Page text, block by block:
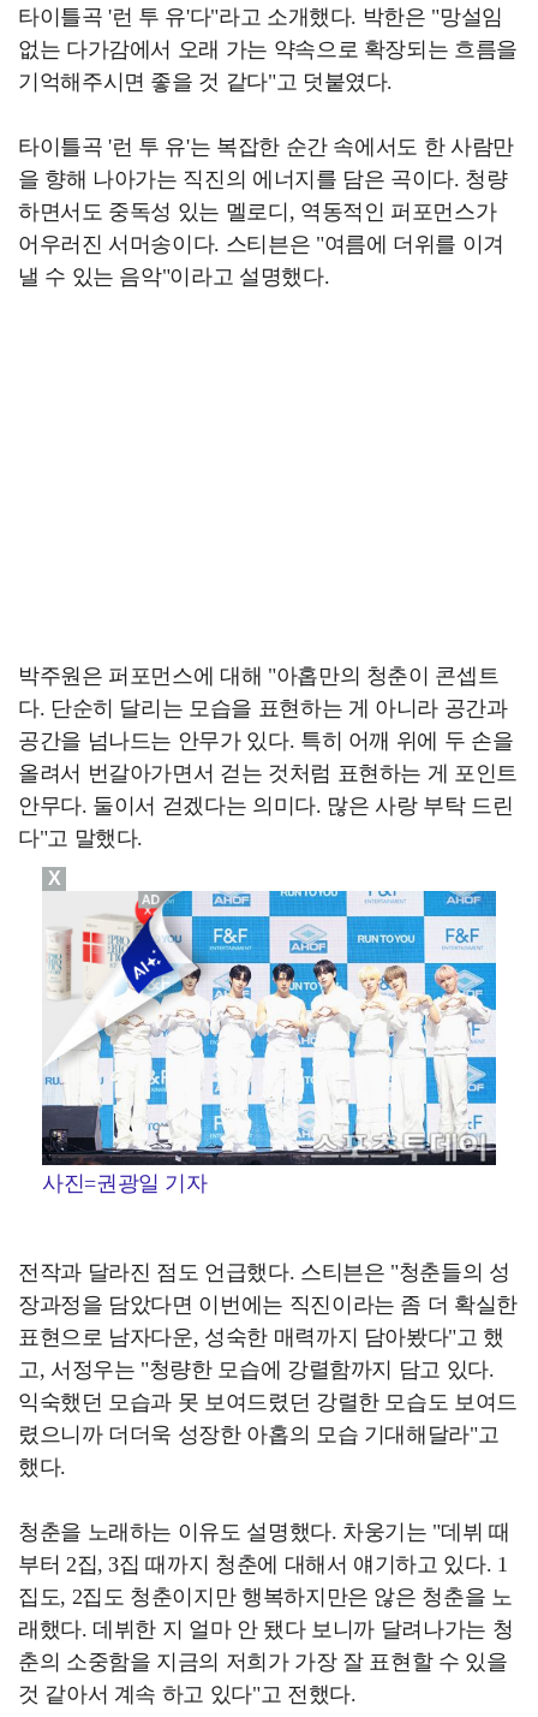
타이틀곡 '런 투 유'다"라고 소개했다. 박한은 "망설임
없는 다가감에서 오래 가는 약속으로 확장되는 흐름을
기억해주시면 좋을 것 같다"고 덧붙였다.
타이틀곡 '런 투 유'는 복잡한 순간 속에서도 한 사람만
을 향해 나아가는 직진의 에너지를 담은 곡이다. 청량
하면서도 중독성 있는 멜로디, 역동적인 퍼포먼스가
어우러진 서머송이다. 스티븐은 "여름에 더위를 이겨
낼 수 있는 음악"이라고 설명했다.
박주원은 퍼포먼스에 대해 "아홉만의 청춘이 콘셉트
다. 단순히 달리는 모습을 표현하는 게 아니라 공간과
공간을 넘나드는 안무가 있다. 특히 어깨 위에 두 손을
올려서 번갈아가면서 걷는 것처럼 표현하는 게 포인트
안무다. 둘이서 걷겠다는 의미다. 많은 사랑 부탁 드린
다"고 말했다.
사진=권광일 기자
전작과 달라진 점도 언급했다. 스티븐은 "청춘들의 성
장과정을 담았다면 이번에는 직진이라는 좀 더 확실한
표현으로 남자다운, 성숙한 매력까지 담아봤다"고 했
고, 서정우는 "청량한 모습에 강렬함까지 담고 있다.
익숙했던 모습과 못 보여드렸던 강렬한 모습도 보여드
렸으니까 더더욱 성장한 아홉의 모습 기대해달라"고
했다.
청춘을 노래하는 이유도 설명했다. 차웅기는 "데뷔 때
부터 2집, 3집 때까지 청춘에 대해서 얘기하고 있다. 1
집도, 2집도 청춘이지만 행복하지만은 않은 청춘을 노
래했다. 데뷔한 지 얼마 안 됐다 보니까 달려나가는 청
춘의 소중함을 지금의 저희가 가장 잘 표현할 수 있을
것 같아서 계속 하고 있다"고 전했다.
X